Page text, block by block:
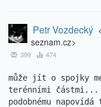
Petr Vozdecký
seznam.cz>
399 474
může jít o spojky
terénními částmi...
podobnému